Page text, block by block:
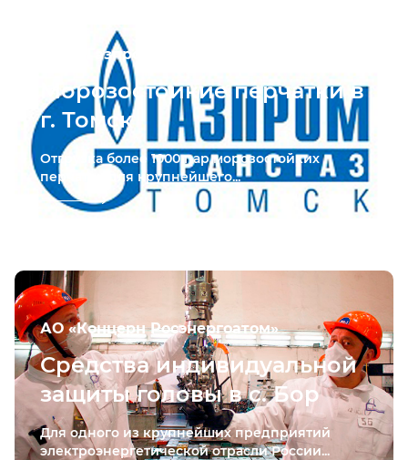
ООО "Газпром Бурение"
Морозостойкие перчатки в
г. Томск
Отгрузка более 1000 пар морозостойких
перчаток для крупнейшего...
АО «Концерн Росэнергоатом»
Средства индивидуальной
защиты головы в с. Бор
Для одного из крупнейших предприятий
электроэнергетической отрасли России...